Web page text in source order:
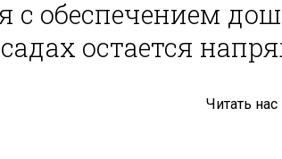
с обеспечением
остается
Читать нас